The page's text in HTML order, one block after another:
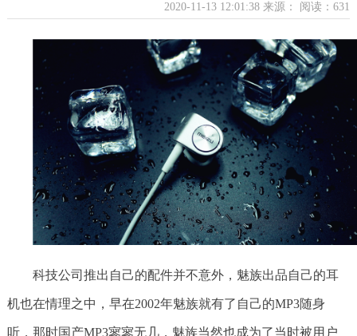
2020-11-13 12:01:38 来源： 阅读：631
科技公司推出自己的配件并不意外，魅族出品自己的耳
机也在情理之中，早在2002年魅族就有了自己的MP3随身
听，那时国产MP3寥寥无几，魅族当然也成为了当时被用户